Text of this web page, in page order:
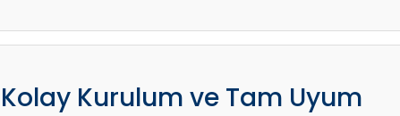
Kolay Kurulum ve Tam Uyum